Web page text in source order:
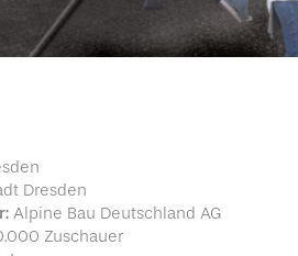
Dresden
Alpine Bau Deutschland AG
Zuschauer